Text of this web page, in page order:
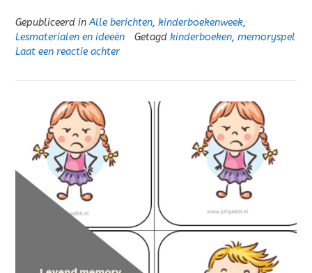
Gepubliceerd inAlle berichten, kinderboekenweek,
Lesmaterialen en ideeën
Getagd kinderboeken, memoryspel
Laat een reactie achter